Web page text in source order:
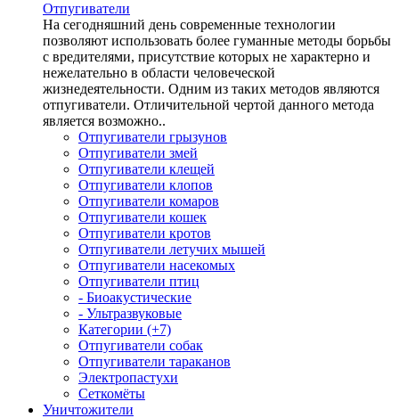
Отпугиватели
На сегодняшний день современные технологии
позволяют использовать более гуманные методы борьбы
с вредителями, присутствие которых не характерно и
нежелательно в области человеческой
жизнедеятельности. Одним из таких методов являются
отпугиватели. Отличительной чертой данного метода
является возможно..
Отпугиватели грызунов
Отпугиватели змей
Отпугиватели клещей
Отпугиватели клопов
Отпугиватели комаров
Отпугиватели кошек
Отпугиватели кротов
Отпугиватели летучих мышей
Отпугиватели насекомых
Отпугиватели птиц
- Биоакустические
- Ультразвуковые
Категории (+7)
Отпугиватели собак
Отпугиватели тараканов
Электропастухи
Сеткомёты
Уничтожители